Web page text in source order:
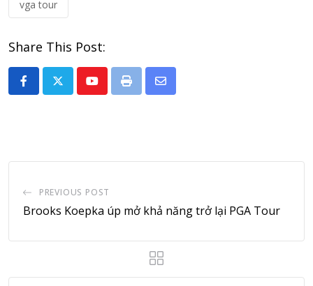
vga tour
Share This Post:
YoutubePrint
Share
PREVIOUS POST
Brooks Koepka úp mở khả năng trở lại PGA Tour